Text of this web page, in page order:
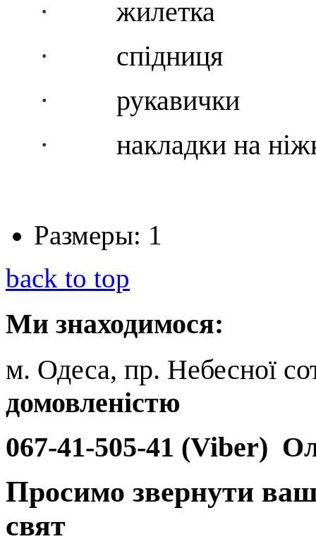
·
жилетка
·
спідниця
·
рукавички
·
накладки на
Размеры: 1
back to top
Ми знаходимося:
м. Одеса, пр. Небесної
домовленістю
067-41-505-41 (Viber)
Просимо звернути
свят